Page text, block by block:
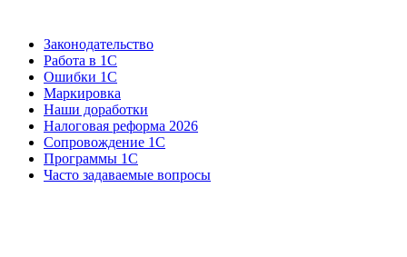
Законодательство
Работа в 1С
Ошибки 1С
Маркировка
Наши доработки
Налоговая реформа 2026
Сопровождение 1С
Программы 1С
Часто задаваемые вопросы